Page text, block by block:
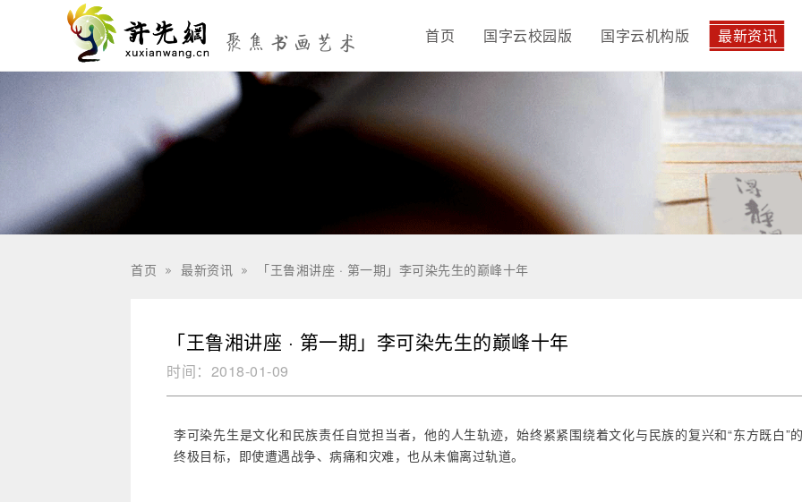
首页 国字云校园版 国字云机构版 最新资讯
首页  最新资讯  「王鲁湘讲座 · 第一期」李可染先生的巅峰十年
「王鲁湘讲座 · 第一期」李可染先生的巅峰十年
时间： 2018-01-09
李可染先生是文化和民族责任自觉担当者，他的人生轨迹，始终紧紧围绕着文化与民族的复兴和“东方既白”的
终极目标，即使遭遇战争、病痛和灾难，也从未偏离过轨道。